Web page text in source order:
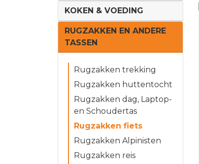
KOKEN & VOEDING
RUGZAKKEN EN ANDERE
TASSEN
Rugzakken trekking
Rugzakken huttentocht
Rugzakken dag, Laptop-
en Schoudertas
Rugzakken fiets
Rugzakken Alpinisten
Rugzakken reis